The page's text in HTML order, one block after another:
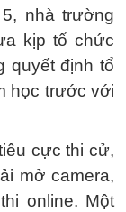
nhà trường
kịp tổ chức
quyết định tổ
học trước với
cực thi cử,
mở camera,
online. Một